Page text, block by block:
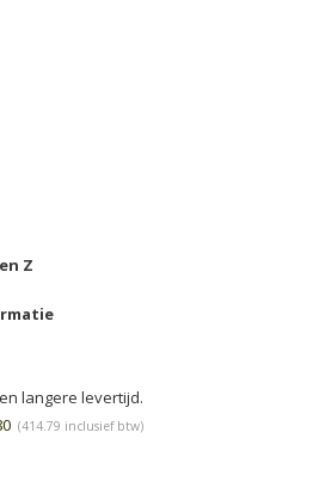
Z
(414.79 inclusief btw)